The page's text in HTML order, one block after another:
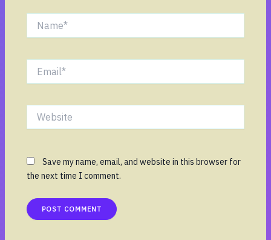
Website
Save my name, email, and website in this browser for
the next time I comment.